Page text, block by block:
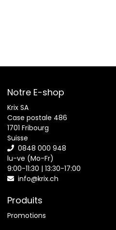
Notre E-shop
Krix SA
Case postale 486
1701 Fribourg
Suisse
0848 000 948
lu-ve (Mo-Fr)
9:00-11:30 | 13:30-17:00
info@krix.ch
Produits
Promotions